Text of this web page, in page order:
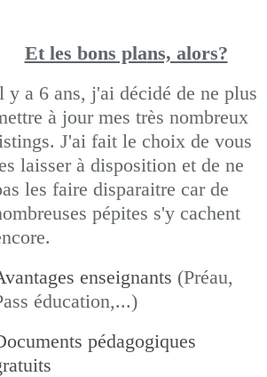
Et les bons plans, alors?
y a 6 ans, j'ai décidé de ne plus
à jour mes très nombreux
J'ai fait le choix de vous
laisser à disposition et de ne
les faire disparaitre car de
pépites s'y cachent
enseignants (Préau,
éducation,...)
pédagogiques